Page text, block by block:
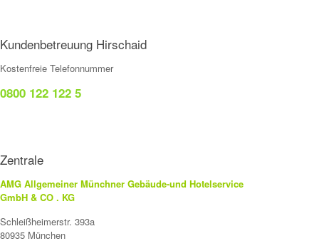
Kundenbetreuung Hirschaid
Kostenfreie Telefonnummer
0800 122 122 5
Zentrale
AMG Allgemeiner Münchner Gebäude-und Hotelservice
GmbH & CO . KG
Schleißheimerstr. 393a
80935 München